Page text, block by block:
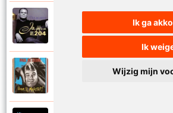
Ik ga
Ik
Wijzig mijn
KL 204 (Als ik God was)